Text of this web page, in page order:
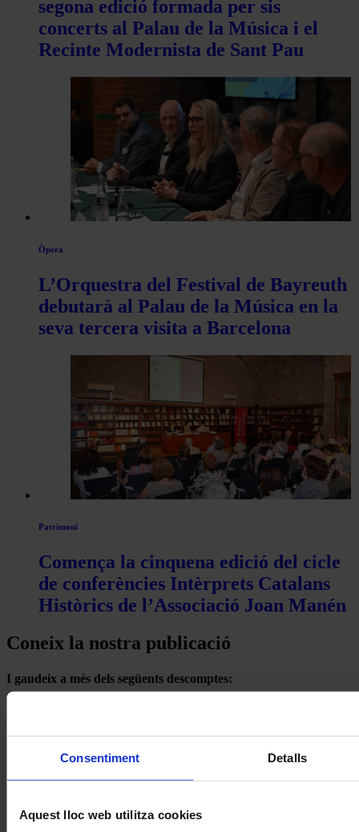
Consentiment Detalls
Aquest lloc web utilitza cookies
segona edició formada per sis
concerts al Palau de la Música i el
Recinte Modernista de Sant Pau
Òpera
L’Orquestra del Festival de Bayreuth
debutarà al Palau de la Música en la
seva tercera visita a Barcelona
Patrimoni
Comença la cinquena edició del cicle
de conferències Intèrprets Catalans
Històrics de l’Associació Joan Manén
Coneix la nostra publicació
I gaudeix a més dels següents descomptes: